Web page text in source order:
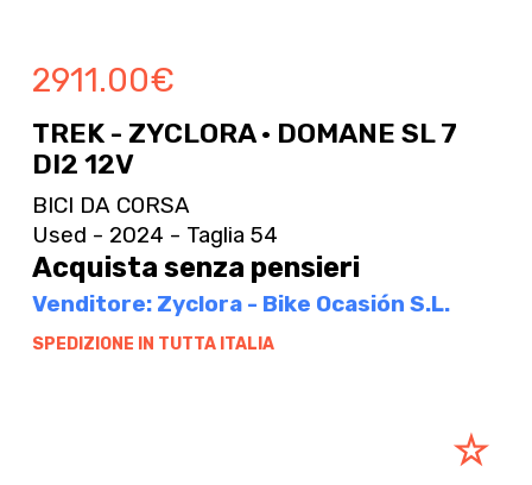
2911.00€
TREK - ZYCLORA · DOMANE SL 7
DI2 12V
BICI DA CORSA
Used - 2024 - Taglia 54
Acquista senza pensieri
Venditore: Zyclora - Bike Ocasión S.L.
SPEDIZIONE IN TUTTA ITALIA